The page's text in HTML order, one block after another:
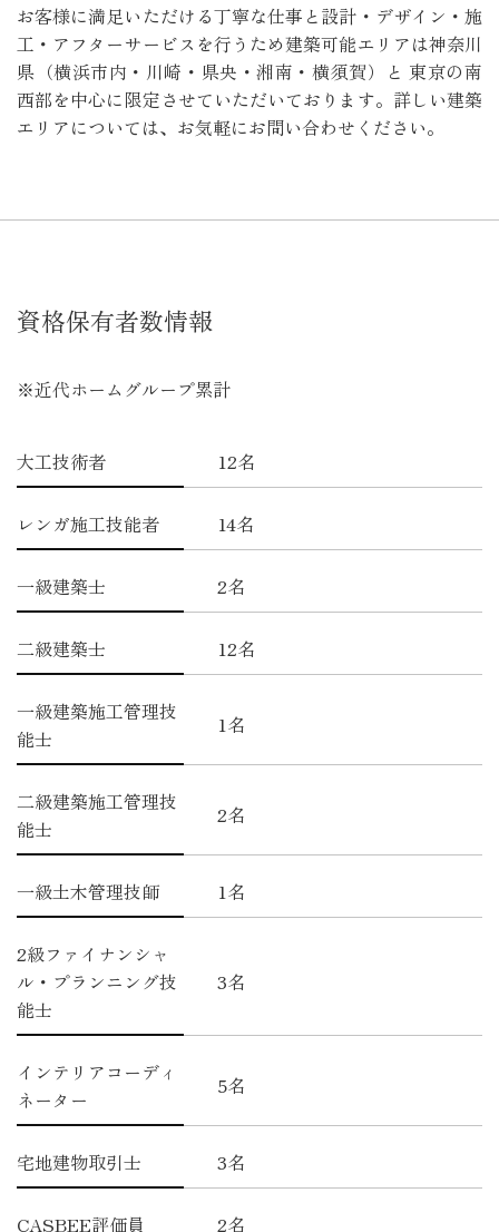
お客様に満足いただける丁寧な仕事と設計・デザイン・施
工・アフターサービスを行うため建築可能エリアは神奈川
県（横浜市内・川崎・県央・湘南・横須賀）と 東京の南
西部を中心に限定させていただいております。詳しい建築
エリアについては、お気軽にお問い合わせください。
資格保有者数情報
※近代ホームグループ累計
大工技術者 12名
レンガ施工技能者 14名
一級建築士 2名
二級建築士 12名
一級建築施工管理技
能士
1名
二級建築施工管理技
能士
2名
一級土木管理技師 1名
2級ファイナンシャ
ル・プランニング技
能士
3名
インテリアコーディ
ネーター
5名
宅地建物取引士 3名
CASBEE評価員 2名